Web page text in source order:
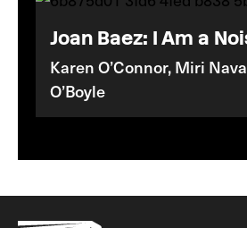
Joan Baez: I Am a
Karen O’Connor, Miri
O’Boyle